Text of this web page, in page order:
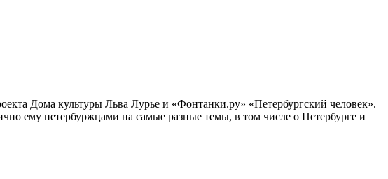
Дома культуры Льва Лурье и «Фонтанки.ру» «Петербургский человек».
ему петербуржцами на самые разные темы, в том числе о Петербурге и